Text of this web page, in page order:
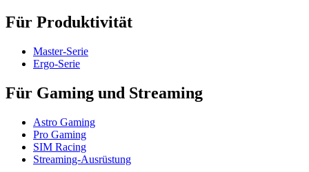
Für Produktivität
Master-Serie
Ergo-Serie
Für Gaming und Streaming
Astro Gaming
Pro Gaming
SIM Racing
Streaming-Ausrüstung